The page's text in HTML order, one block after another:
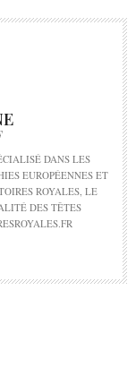
DANS LES
EUROPÉENNES ET
ROYALES, LE
DES TÊTES